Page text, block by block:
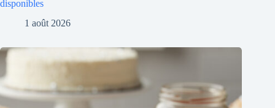
disponibles
1 août 2026